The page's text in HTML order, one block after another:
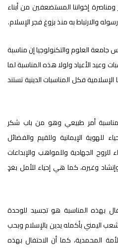
ومناصرة إخواننا المستضعفين من أبناء
والارتباط به منذ بزوغ فجر الإسلام.
جامعة العلوم والتكنولوجيا إن مناسبة
وعيد الأعياد ولولا هذه المناسبة لما
الإسلامية فكل المناسبات الدينية تستند
أمر طبيعي وهو من باب شكر
للهوية الإيمانية وللقيم والفضائل
الجهادية وللمواهب والإبداعات
وغيره، كما هي إحياء للأمل بغدٍ
بهذه المناسبة هو تجسيد للوحدة
اليمني بأكمله يدين بالإسلام وبحب
المحمدية، كما أن الاحتفال بهذه